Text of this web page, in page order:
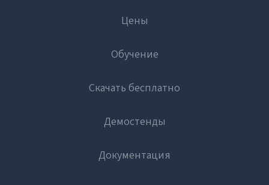
Цены
Обучение
Скачать бесплатно
Демостенды
Документация